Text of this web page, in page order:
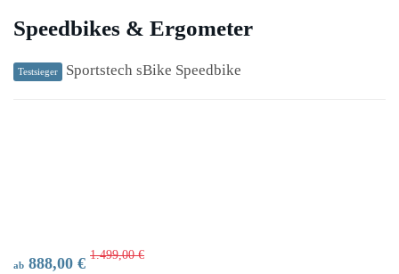
Speedbikes & Ergometer
Testsieger Sportstech sBike Speedbike
ab 888,00 € 1.499,00 €